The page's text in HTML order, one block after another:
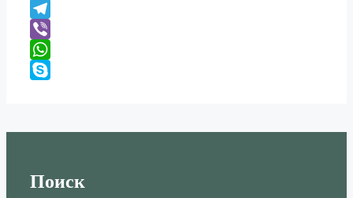
VK
Telegram
Viber
WhatsApp
Поиск